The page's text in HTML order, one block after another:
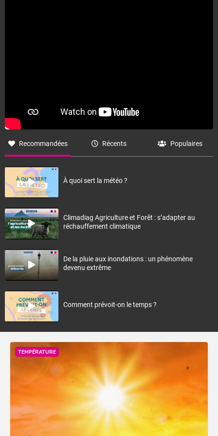
Recommandées Récents Populaires
À quoi sert la météo ?
Climadiag Agriculture et Forêt : s’adapter au
réchauffement climatique
De la pluie aux inondations : un phénomène
devenu extrême
Comment prévoit-on le temps ?
TEMPÉRATURE